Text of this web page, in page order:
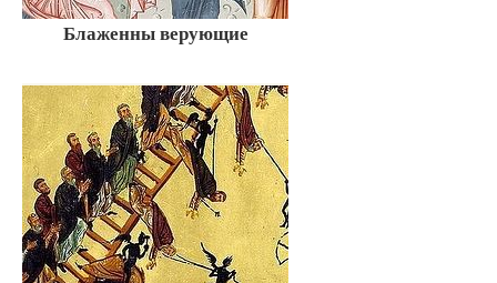
Блаженны верующие